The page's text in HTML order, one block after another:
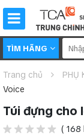
TÌM HÃNG
Trang chủ PHỤ
Voice
Túi đựng cho
( 168